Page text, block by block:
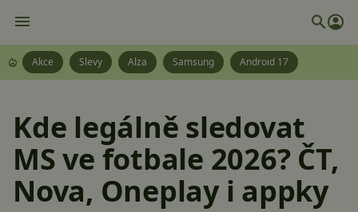
Akce Slevy Alza Samsung Android 17
Kde legálně sledovat
MS ve fotbale 2026? ČT,
Nova, Oneplay i appky